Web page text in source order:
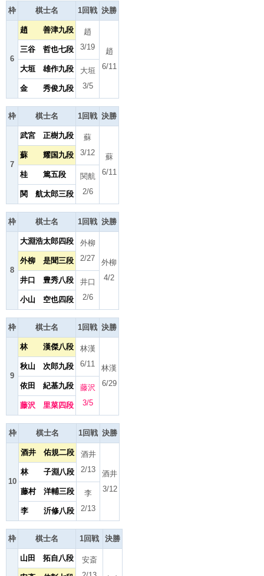
枠 棋士名 1回戦 決勝
6
趙 善津九段
趙
3/19
趙
6/11
三谷 哲也七段
大垣 雄作九段
大垣
3/5
金 秀俊九段
枠 棋士名 1回戦 決勝
7
武宮 正樹九段
蘇
3/12
蘇
6/11
蘇 耀国九段
桂 篤五段
関航
2/6
関 航太郎三段
枠 棋士名 1回戦 決勝
8
大淵浩太郎四段
外柳
2/27
外柳
4/2
外柳 是聞三段
井口 豊秀八段
井口
2/6
小山 空也四段
枠 棋士名 1回戦 決勝
9
林 漢傑八段
林漢
6/11
林漢
6/29
秋山 次郎九段
依田 紀基九段
藤沢
3/5
藤沢 里菜四段
枠 棋士名 1回戦 決勝
10
酒井 佑規二段
酒井
2/13
酒井
3/12
林 子淵八段
藤村 洋輔三段
李
2/13
李 沂修八段
枠 棋士名 1回戦 決勝
山田 拓自八段
安斎